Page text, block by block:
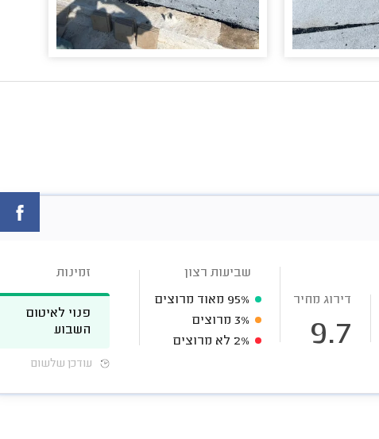
דירוג מחיר
9.7
שביעות רצון
95% מאוד מרוצים
3% מרוצים
2% לא מרוצים
זמינות
פנוי לאיטום
השבוע
עודכן שלשום